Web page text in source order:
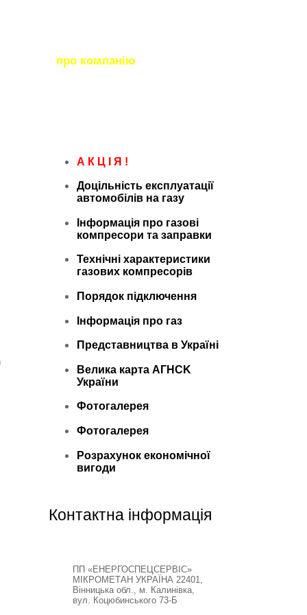
про компанію
А К Ц І Я !
Доцільність експлуатації
автомобілів на газу
Інформація про газові
компресори та заправки
Технічні характеристики
газових компресорів
Порядок підключення
Інформація про газ
Представництва в Україні
Велика карта АГНСK
України
Фотогалерея
Фотогалерея
Розрахунок економічної
вигоди
Контактна інформація
ПП «ЕНЕРГОСПЕЦСЕРВІС»
МІКРОМЕТАН УКРАЇНА 22401,
Вінницька обл., м. Калинівка,
вул. Коцюбинського 73-Б